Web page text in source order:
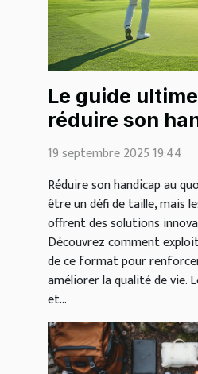
Le guide
réduire son
des vidéos
19 septembre 2025 19:44
Réduire son handicap au
être un défi de taille, mais
offrent des solutions
Découvrez comment
de ce format pour
améliorer la qualité de vie.
et...